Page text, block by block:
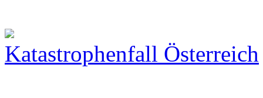
Katastrophenfall Österreich